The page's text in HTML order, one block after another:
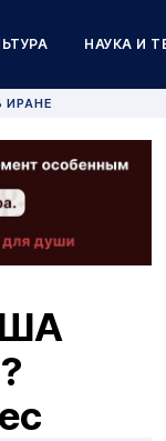
НАУКА И
ИРАНЕ